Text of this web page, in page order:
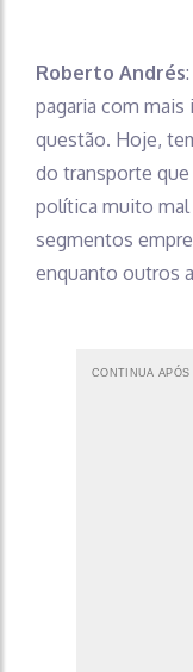
Roberto Andrés
pagaria com mais
questão. Hoje,
do transporte
política muito mal
segmentos
enquanto outros
CONTINUA